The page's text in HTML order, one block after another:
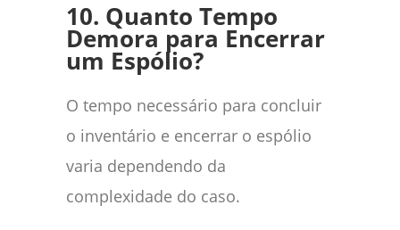
10. Quanto Tempo
Demora para Encerrar
um Espólio?
O tempo necessário para concluir
o inventário e encerrar o espólio
varia dependendo da
complexidade do caso.